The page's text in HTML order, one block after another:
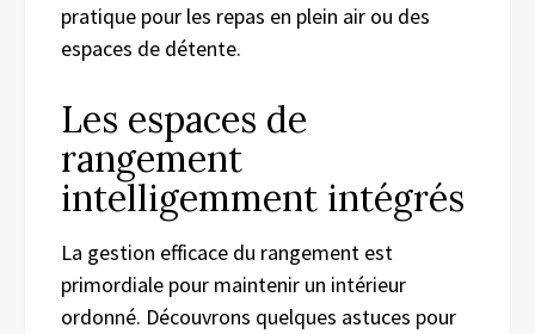
pratique pour les repas en plein air ou des
espaces de détente.
Les espaces de
rangement
intelligemment intégrés
La gestion efficace du rangement est
primordiale pour maintenir un intérieur
ordonné. Découvrons quelques astuces pour